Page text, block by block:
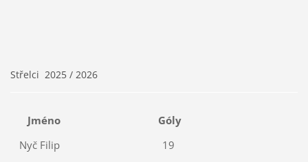
Střelci 2025 / 2026
Jméno
Góly
Nyč Filip
19